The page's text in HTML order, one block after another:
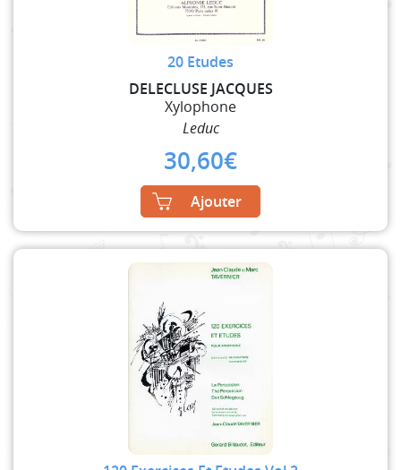
20 Etudes
DELECLUSE JACQUES
Xylophone
Leduc
30,60€
Ajouter